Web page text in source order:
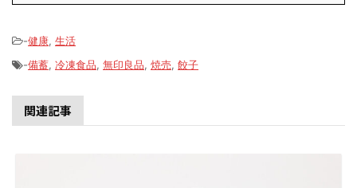
-健康, 生活
-備蓄, 冷凍食品, 無印良品, 焼売, 餃子
関連記事